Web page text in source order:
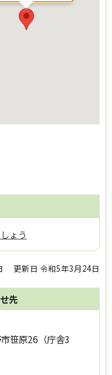
ょう
更新日 令和5年3月24日
先
笹原26（庁舎3